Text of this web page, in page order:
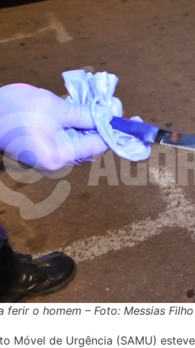
ferir o homem – Foto: Messias
Móvel de Urgência (SAMU)